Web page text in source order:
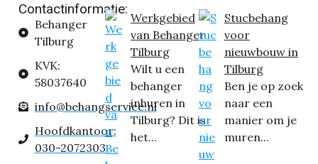
Contactinformatie:
Behanger
Tilburg
KVK:
58037640
info@behangservice.nl
Hoofdkantoor:
030-2072303
Werkgebied
van Behanger
Tilburg
Wilt u een
behanger
inhuren in
Tilburg? Dit is
het...
Stucbehang
voor
nieuwbouw in
Tilburg
Ben je op zoek
naar een
manier om je
muren...